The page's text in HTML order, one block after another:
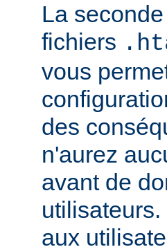
La
fichiers
vous
des
n'aurez
avant de
aux